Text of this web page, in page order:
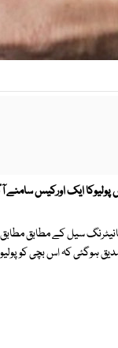
ایک اورکیس سامنے آگیا
سیل کے مطابق
ہوگئی کہ اس بچی کو